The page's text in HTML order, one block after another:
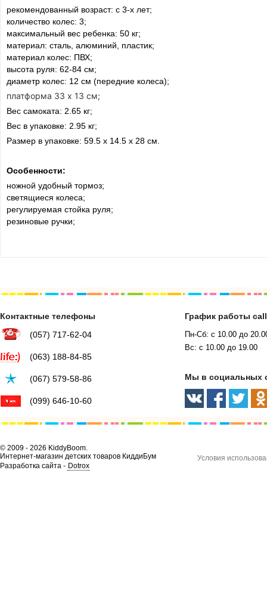
рекомендованный возраст: с 3-х лет;
количество колес: 3;
максимальный вес ребенка: 50 кг;
материал: сталь, алюминий, пластик;
материал колес: ПВХ;
высота руля: 62-84 см;
диаметр колес: 12 см (передние колеса);
платформа 33 х 13 см;
Вес самоката: 2.65 кг;
Вес в упаковке: 2.95 кг;
Размер в упаковке: 59.5 х 14.5 х 28 см.
Особенности:
ножной удобный тормоз;
светящиеся колеса;
регулируемая стойка руля;
резиновые ручки;
Контактные телефоны
(057) 717-62-04
(063) 188-84-85
(067) 579-58-86
(099) 646-10-60
График работы
Пн-Сб: с 10.00 до
Вс: с 10.00 до 19.00
Мы в социальных
© 2009 - 2026 KiddyBoom.
Интернет-магазин детских товаров КиддиБум
Разработка сайта - Dotrox
Условия